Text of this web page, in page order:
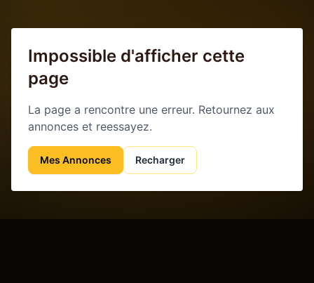
Impossible d'afficher cette
page
La page a rencontre une erreur. Retournez aux
annonces et reessayez.
Mes Annonces Recharger